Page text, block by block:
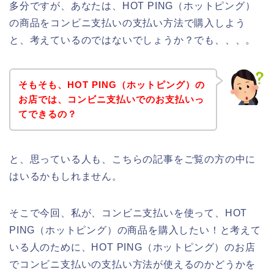
多分ですが、あなたは、HOT PING（ホットピング）
の商品をコンビニ支払いの支払い方法で購入しよう
と、考えているのではないでしょうか？でも、、、。
そもそも、HOT PING（ホットピング）の
お店では、コンビニ支払いでのお支払いっ
てできるの？
と、思っている人も、こちらの記事をご覧の方の中に
はいるかもしれません。
そこで今回、私が、コンビニ支払いを使って、HOT
PING（ホットピング）の商品を購入したい！と考えて
いる人のために、HOT PING（ホットピング）のお店
でコンビニ支払いの支払い方法が使えるのかどうかを